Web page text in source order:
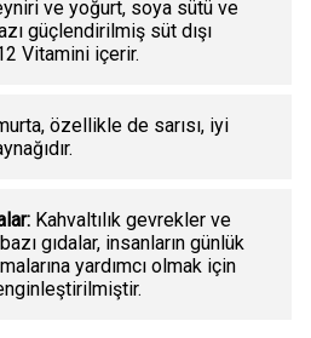
ve yoğurt, soya sütü ve
güçlendirilmiş süt dışı
Vitamini içerir.
özellikle de sarısı, iyi
Kahvaltılık gevrekler ve
gıdalar, insanların günlük
yardımcı olmak için